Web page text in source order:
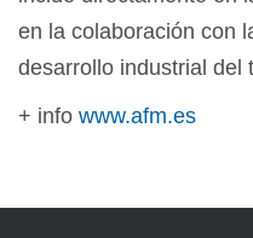
en la colaboración con
desarrollo industrial del
+ info www.afm.es